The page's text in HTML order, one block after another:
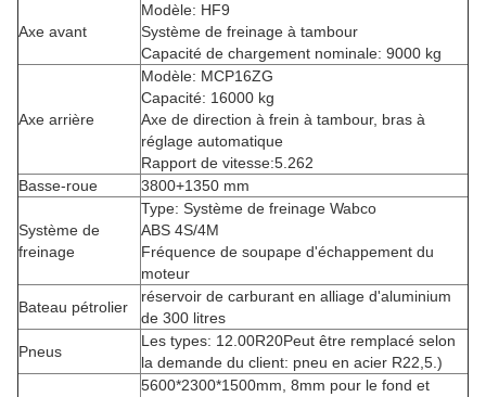
Axe avant
Modèle: HF9
Système de freinage à tambour
Capacité de chargement nominale: 9000 kg
Axe arrière
Modèle: MCP16ZG
Capacité: 16000 kg
Axe de direction à frein à tambour, bras à
réglage automatique
Rapport de vitesse:5.262
Basse-roue
3800+1350 mm
Système de
freinage
Type: Système de freinage Wabco
ABS 4S/4M
Fréquence de soupape d'échappement du
moteur
Bateau pétrolier
réservoir de carburant en alliage d'aluminium
de 300 litres
Pneus
Les types: 12.00R20Peut être remplacé selon
la demande du client: pneu en acier R22,5. )
5600*2300*1500mm, 8mm pour le fond et